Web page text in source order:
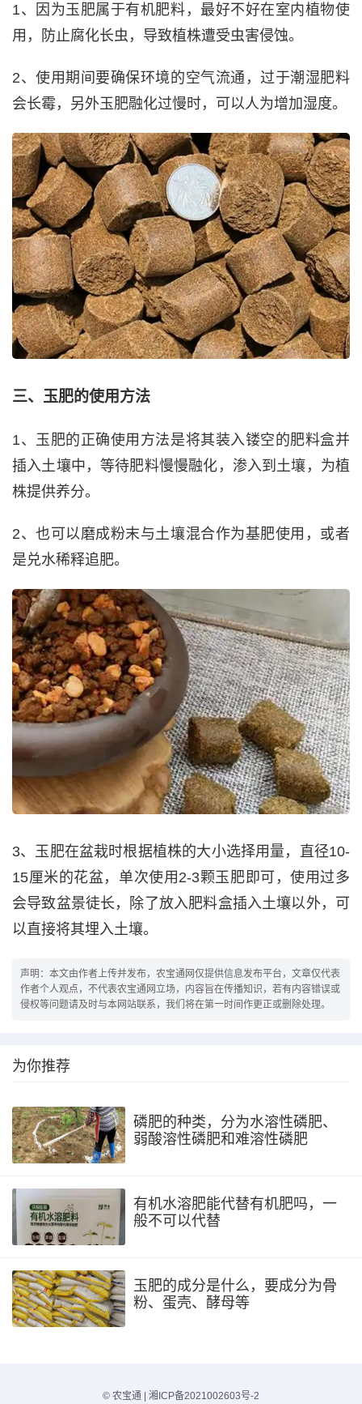
1、因为玉肥属于有机肥料，最好不好在室内植物使
用，防止腐化长虫，导致植株遭受虫害侵蚀。
2、使用期间要确保环境的空气流通，过于潮湿肥料
会长霉，另外玉肥融化过慢时，可以人为增加湿度。
三、玉肥的使用方法
1、玉肥的正确使用方法是将其装入镂空的肥料盒并
插入土壤中，等待肥料慢慢融化，渗入到土壤，为植
株提供养分。
2、也可以磨成粉末与土壤混合作为基肥使用，或者
是兑水稀释追肥。
3、玉肥在盆栽时根据植株的大小选择用量，直径10-
15厘米的花盆，单次使用2-3颗玉肥即可，使用过多
会导致盆景徒长，除了放入肥料盒插入土壤以外，可
以直接将其埋入土壤。
声明：本文由作者上传并发布，农宝通网仅提供信息发布平台，文章仅代表
作者个人观点，不代表农宝通网立场，内容旨在传播知识，若有内容错误或
侵权等问题请及时与本网站联系，我们将在第一时间作更正或删除处理。
为你推荐
磷肥的种类，分为水溶性磷肥、
弱酸溶性磷肥和难溶性磷肥
有机水溶肥能代替有机肥吗，一
般不可以代替
玉肥的成分是什么，要成分为骨
粉、蛋壳、酵母等
© 农宝通 湘ICP备2021002603号-2